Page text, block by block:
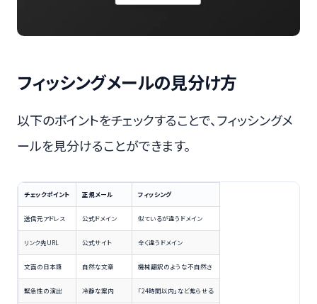
フィッシングメールの見分け方
以下のポイントをチェックすることで、フィッシングメ
ールを見分けることができます。
チェックポイント 正規メール フィッシング
送信元アドレス 公式ドメイン 似ているが違うドメイン
リンク先URL 公式サイト 全く違うドメイン
文面の日本語 自然な文章 機械翻訳のような不自然さ
緊急性の演出 冷静な案内 「24時間以内」など焦らせる